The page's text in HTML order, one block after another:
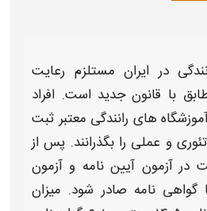
در ایران مستلزم رعایت
با قانون جدید است. افراد
های رانندگی معتبر ثبت‌
و عملی را بگذرانند. پس از
در آزمون آیین‌ نامه و آزمون
گواهی‌ نامه صادر شود. میزان